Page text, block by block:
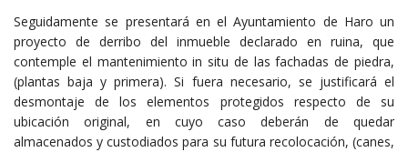
Seguidamente se presentará en el Ayuntamiento de Haro un
proyecto de derribo del inmueble declarado en ruina, que
contemple el mantenimiento in situ de las fachadas de piedra,
(plantas baja y primera). Si fuera necesario, se justificará el
desmontaje de los elementos protegidos respecto de su
ubicación original, en cuyo caso deberán de quedar
almacenados y custodiados para su futura recolocación, (canes,